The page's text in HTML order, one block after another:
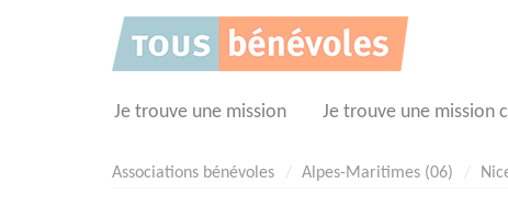
Je trouve une mission Je trouve une mission
Associations bénévoles Alpes-Maritimes (06)